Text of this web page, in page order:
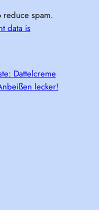
reduce spam.
data is
Dattelcreme
lecker!